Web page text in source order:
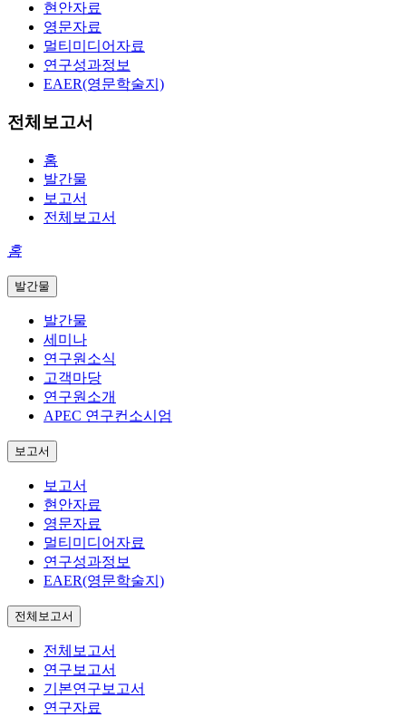
현안자료
영문자료
멀티미디어자료
연구성과정보
EAER(영문학술지)
전체보고서
홈
발간물
보고서
전체보고서
홈
발간물
발간물
세미나
연구원소식
고객마당
연구원소개
APEC 연구컨소시엄
보고서
보고서
현안자료
영문자료
멀티미디어자료
연구성과정보
EAER(영문학술지)
전체보고서
전체보고서
연구보고서
기본연구보고서
연구자료